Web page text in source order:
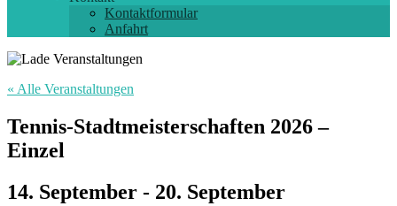
Kontaktformular
Anfahrt
« Alle Veranstaltungen
Tennis-Stadtmeisterschaften 2026 –
Einzel
14. September - 20. September